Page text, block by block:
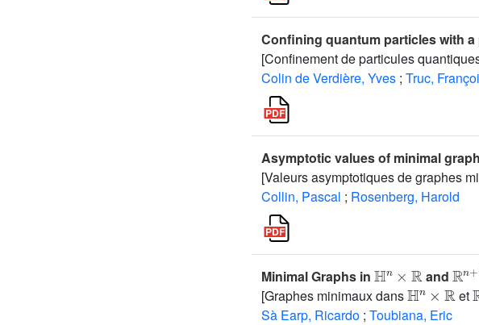
Confining quantum particles with
[Confinement de particules
Colin de Verdière, Yves ; Truc,
Asymptotic values of minimal
[Valeurs asymptotiques de graphes
Collin, Pascal ; Rosenberg, Harold
Minimal Graphs in and
[Graphes minimaux dans
ℍn×ℝ
et
ℝ
Sà Earp, Ricardo ; Toubiana, Eric